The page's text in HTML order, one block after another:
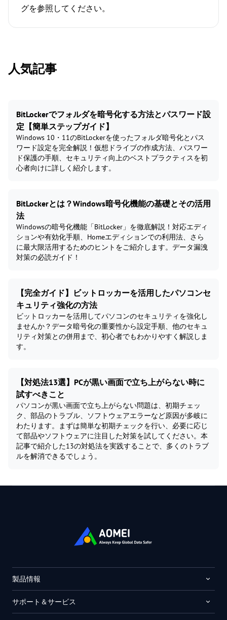
グを参照してください。
人気記事
BitLockerでフォルダを暗号化する方法とパスワード設
定【簡単ステップガイド】
Windows 10・11のBitLockerを使ったフォルダ暗号化とパス
ワード設定を完全解説！仮想ドライブの作成方法、パスワー
ド保護の手順、セキュリティ向上のベストプラクティスを初
心者向けに詳しく紹介します。
BitLockerとは？Windows暗号化機能の基礎とその活用
法
Windowsの暗号化機能「BitLocker」を徹底解説！対応エディ
ションや有効化手順、Homeエディションでの利用法、さら
に最大限活用するためのヒントをご紹介します。データ漏洩
対策の必読ガイド！
【完全ガイド】ビットロッカーを活用したパソコンセ
キュリティ強化の方法
ビットロッカーを活用してパソコンのセキュリティを強化し
ませんか？データ暗号化の重要性から設定手順、他のセキュ
リティ対策との併用まで、初心者でもわかりやすく解説しま
す。
【対処法13選】PCが黒い画面で立ち上がらない時に
試すべきこと
パソコンが黒い画面で立ち上がらない問題は、初期チェッ
ク、部品のトラブル、ソフトウェアエラーなど原因が多岐に
わたります。まずは簡単な初期チェックを行い、必要に応じ
て部品やソフトウェアに注目した対策を試してください。本
記事で紹介した13の対処法を実践することで、多くのトラブ
ルを解消できるでしょう。
製品情報
サポート＆サービス